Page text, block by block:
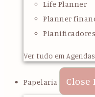
Life Planner
Planner
Planificadores
Ver tudo em
Papelaria Close